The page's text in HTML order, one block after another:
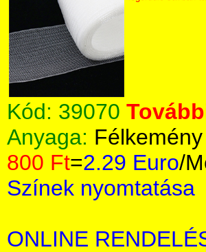
Kód: 39070
Anyaga:
800 Ft=2.29 Euro/
Színek nyomtatása
ONLINE